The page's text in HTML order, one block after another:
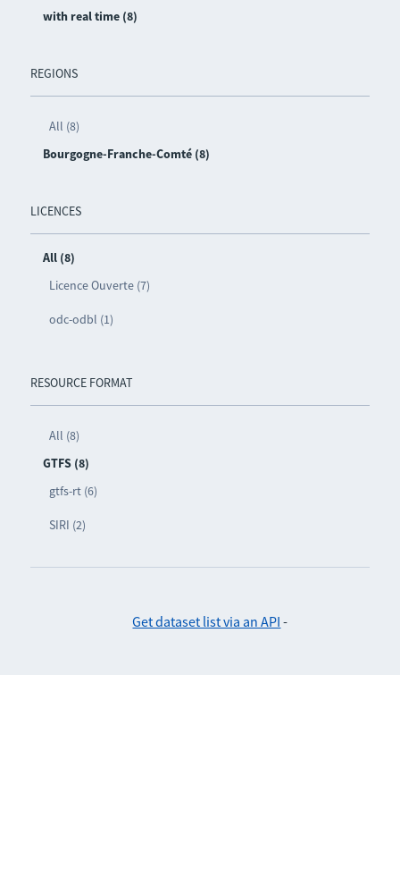
with real time (8)
REGIONS
All (8)
Bourgogne-Franche-Comté (8)
LICENCES
All (8)
Licence Ouverte (7)
odc-odbl (1)
RESOURCE FORMAT
All (8)
GTFS (8)
gtfs-rt (6)
SIRI (2)
Get dataset list via an API -